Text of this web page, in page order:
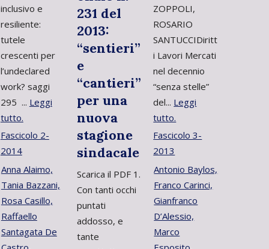
inclusivo e
resiliente:
tutele
crescenti per
l’undeclared
work? saggi
295 ... Leggi
tutto.
Fascicolo 2-
2014
Anna Alaimo,
Tania Bazzani,
Rosa Casillo,
Raffaello
Santagata De
231 del
2013:
“sentieri”
e
“cantieri”
per una
nuova
stagione
sindacale
Scarica il PDF 1.
Con tanti occhi
puntati
addosso, e
tante
ZOPPOLI,
ROSARIO
SANTUCCIDiritt
i Lavori Mercati
nel decennio
“senza stelle”
del... Leggi
tutto.
Fascicolo 3-
2013
Antonio Baylos,
Franco Carinci,
Gianfranco
D’Alessio,
Marco